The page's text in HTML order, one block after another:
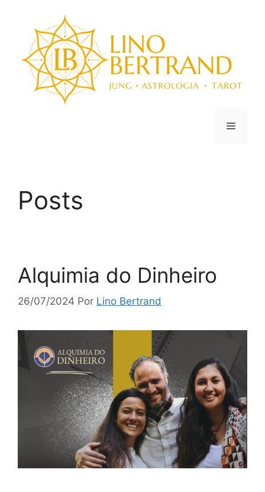
Posts
Alquimia do Dinheiro
26/07/2024 Por Lino Bertrand